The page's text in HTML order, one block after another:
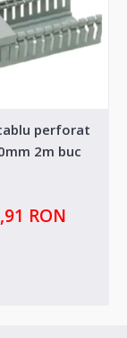
perforat
2m buc
RON